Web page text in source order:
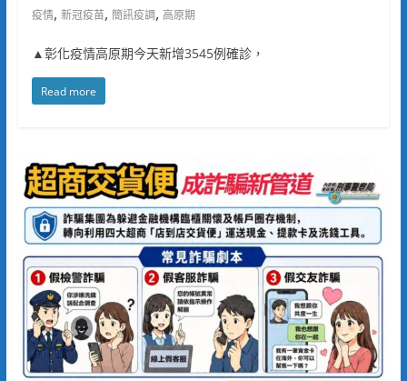
疫情, 新冠疫苗, 簡訊疫調, 高原期
▲彰化疫情高原期今天新增3545例確診，
Read more